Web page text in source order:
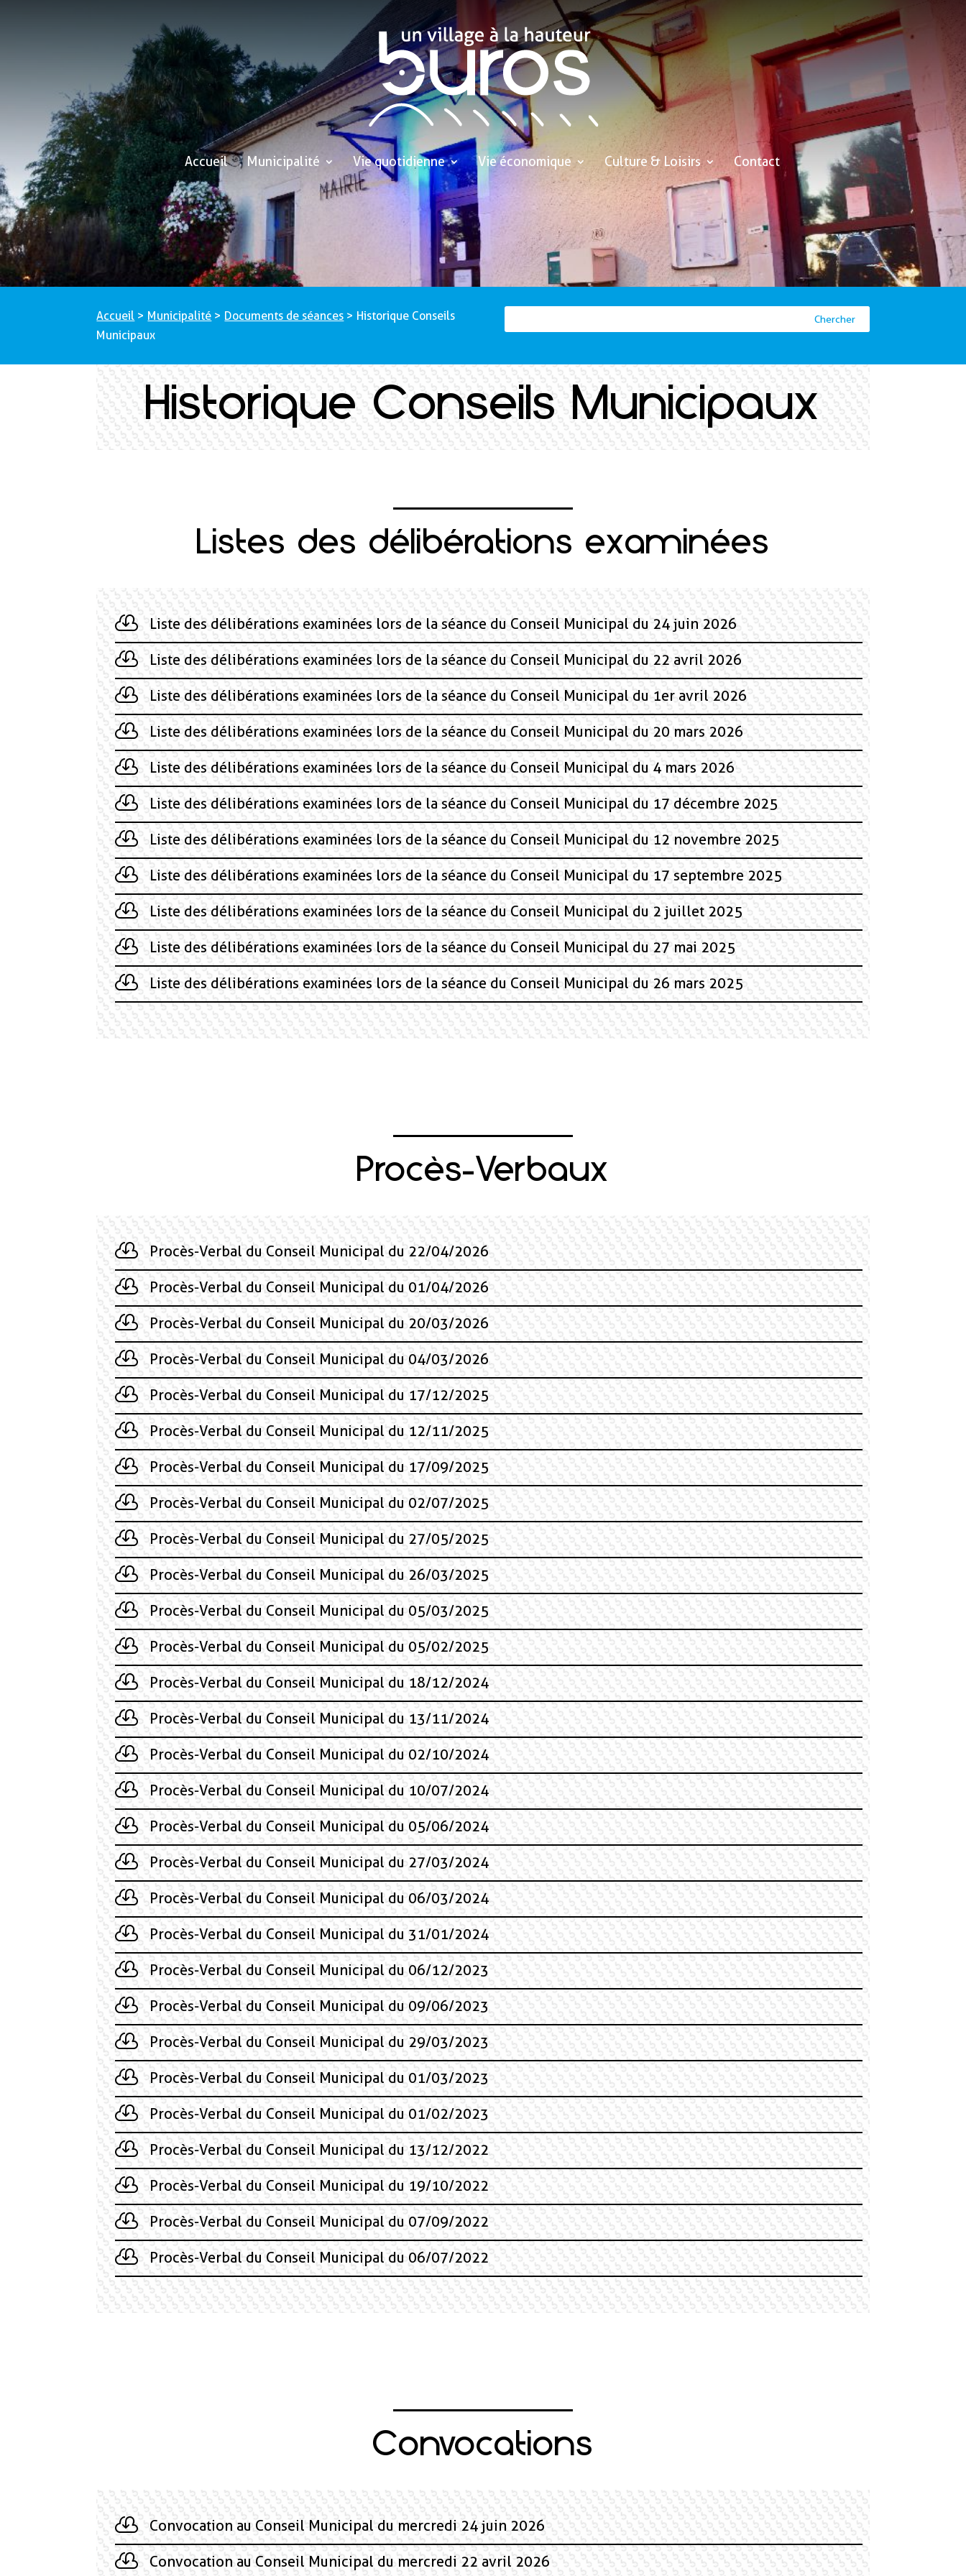
Accueil Municipalité Vie quotidienne Vie économique Culture & Loisirs Contact
Accueil > Municipalité > Documents de séances > Historique Conseils
Municipaux
Historique Conseils Municipaux
Listes des délibérations examinées
Liste des délibérations examinées lors de la séance du Conseil Municipal du 24 juin 2026
Liste des délibérations examinées lors de la séance du Conseil Municipal du 22 avril 2026
Liste des délibérations examinées lors de la séance du Conseil Municipal du 1er avril 2026
Liste des délibérations examinées lors de la séance du Conseil Municipal du 20 mars 2026
Liste des délibérations examinées lors de la séance du Conseil Municipal du 4 mars 2026
Liste des délibérations examinées lors de la séance du Conseil Municipal du 17 décembre 2025
Liste des délibérations examinées lors de la séance du Conseil Municipal du 12 novembre 2025
Liste des délibérations examinées lors de la séance du Conseil Municipal du 17 septembre 2025
Liste des délibérations examinées lors de la séance du Conseil Municipal du 2 juillet 2025
Liste des délibérations examinées lors de la séance du Conseil Municipal du 27 mai 2025
Liste des délibérations examinées lors de la séance du Conseil Municipal du 26 mars 2025
Procès-Verbaux
Procès-Verbal du Conseil Municipal du 22/04/2026
Procès-Verbal du Conseil Municipal du 01/04/2026
Procès-Verbal du Conseil Municipal du 20/03/2026
Procès-Verbal du Conseil Municipal du 04/03/2026
Procès-Verbal du Conseil Municipal du 17/12/2025
Procès-Verbal du Conseil Municipal du 12/11/2025
Procès-Verbal du Conseil Municipal du 17/09/2025
Procès-Verbal du Conseil Municipal du 02/07/2025
Procès-Verbal du Conseil Municipal du 27/05/2025
Procès-Verbal du Conseil Municipal du 26/03/2025
Procès-Verbal du Conseil Municipal du 05/03/2025
Procès-Verbal du Conseil Municipal du 05/02/2025
Procès-Verbal du Conseil Municipal du 18/12/2024
Procès-Verbal du Conseil Municipal du 13/11/2024
Procès-Verbal du Conseil Municipal du 02/10/2024
Procès-Verbal du Conseil Municipal du 10/07/2024
Procès-Verbal du Conseil Municipal du 05/06/2024
Procès-Verbal du Conseil Municipal du 27/03/2024
Procès-Verbal du Conseil Municipal du 06/03/2024
Procès-Verbal du Conseil Municipal du 31/01/2024
Procès-Verbal du Conseil Municipal du 06/12/2023
Procès-Verbal du Conseil Municipal du 09/06/2023
Procès-Verbal du Conseil Municipal du 29/03/2023
Procès-Verbal du Conseil Municipal du 01/03/2023
Procès-Verbal du Conseil Municipal du 01/02/2023
Procès-Verbal du Conseil Municipal du 13/12/2022
Procès-Verbal du Conseil Municipal du 19/10/2022
Procès-Verbal du Conseil Municipal du 07/09/2022
Procès-Verbal du Conseil Municipal du 06/07/2022
Convocations
Convocation au Conseil Municipal du mercredi 24 juin 2026
Convocation au Conseil Municipal du mercredi 22 avril 2026